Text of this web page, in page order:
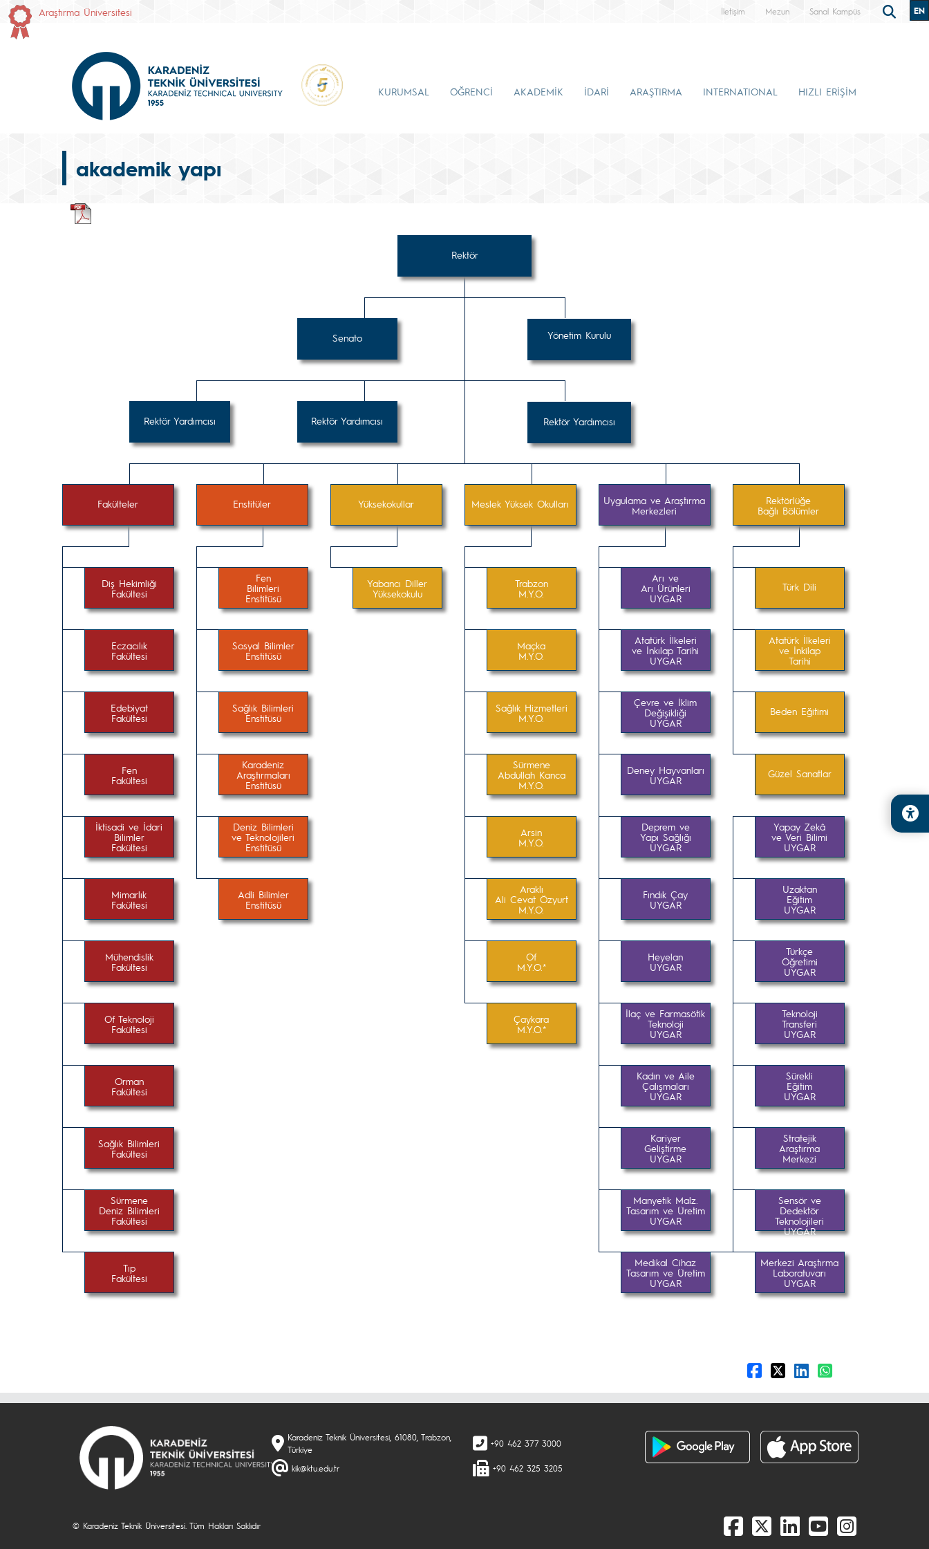
Araştırma Üniversitesi İletişim Mezun Sanal Kampüs EN
KURUMSAL ÖĞRENCİ AKADEMİK İDARİ ARAŞTIRMA INTERNATIONAL HIZLI ERİŞİM
akademik yapı
Rektör
Senato Yönetim Kurulu
Rektör Yardımcısı Rektör Yardımcısı Rektör Yardımcısı
Fakülteler
Diş Hekimliği
Fakültesi
Eczacılık
Fakültesi
Edebiyat
Fakültesi
Fen
Fakültesi
İktisadi ve İdari
Bilimler
Fakültesi
Mimarlık
Fakültesi
Mühendislik
Fakültesi
Of Teknoloji
Fakültesi
Orman
Fakültesi
Sağlık Bilimleri
Fakültesi
Sürmene
Deniz Bilimleri
Fakültesi
Tıp
Fakültesi
Enstitüler
Fen
Bilimleri
Enstitüsü
Sosyal Bilimler
Enstitüsü
Sağlık Bilimleri
Enstitüsü
Karadeniz
Araştırmaları
Enstitüsü
Deniz Bilimleri
ve Teknolojileri
Enstitüsü
Adli Bilimler
Enstitüsü
Yüksekokullar
Yabancı Diller
Yüksekokulu
Meslek Yüksek Okulları
Trabzon
M.Y.O.
Maçka
M.Y.O.
Sağlık Hizmetleri
M.Y.O.
Sürmene
Abdullah Kanca
M.Y.O.
Arsin
M.Y.O.
Araklı
Ali Cevat Özyurt
M.Y.O.
Of
M.Y.O.*
Çaykara
M.Y.O.*
Uygulama ve Araştırma
Merkezleri
Arı ve
Arı Ürünleri
UYGAR
Atatürk İlkeleri
ve İnkılap Tarihi
UYGAR
Çevre ve İklim
Değişikliği
UYGAR
Deney Hayvanları
UYGAR
Deprem ve
Yapı Sağlığı
UYGAR
Fındık Çay
UYGAR
Heyelan
UYGAR
İlaç ve Farmasötik
Teknoloji
UYGAR
Kadın ve Aile
Çalışmaları
UYGAR
Kariyer
Geliştirme
UYGAR
Manyetik Malz.
Tasarım ve Üretim
UYGAR
Medikal Cihaz
Tasarım ve Üretim
UYGAR
Rektörlüğe
Bağlı Bölümler
Türk Dili
Atatürk İlkeleri
ve İnkilap
Tarihi
Beden Eğitimi
Güzel Sanatlar
Yapay Zekâ
ve Veri Bilimi
UYGAR
Uzaktan
Eğitim
UYGAR
Türkçe
Öğretimi
UYGAR
Teknoloji
Transferi
UYGAR
Sürekli
Eğitim
UYGAR
Stratejik
Araştırma
Merkezi
Sensör ve
Dedektör
Teknolojileri
UYGAR
Merkezi Araştırma
Laboratuvarı
UYGAR
Karadeniz Teknik Üniversitesi, 61080, Trabzon,
Türkiye
kik@ktu.edu.tr
+90 462 377 3000
+90 462 325 3205
© Karadeniz Teknik Üniversitesi. Tüm Hakları Saklıdır